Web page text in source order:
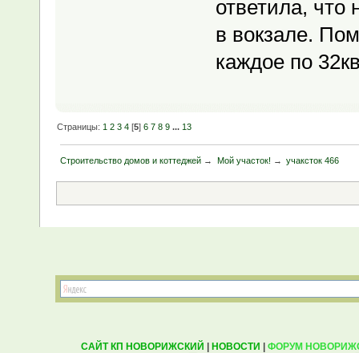
ответила, что
в вокзале.
каждое по
Страницы: 1 2 3 4 [5]6 7 8 9 ... 13
Строительство домов и коттеджей → Мой участок! → учаксток 466
САЙТ КП НОВОРИЖСКИЙ | НОВОСТИ | ФОРУМ